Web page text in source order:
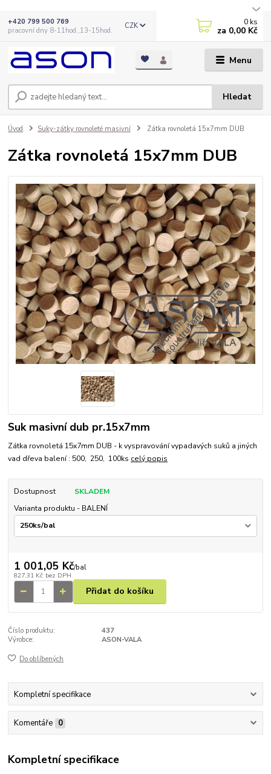
Menu
CZK
Hledat
+420 799 500 769
pracovní dny 8-11hod.,13-15hod.
0 ks
za 0,00 Kč
Úvod Suky-zátky rovnoleté masivní Zátka rovnoletá 15x7mm DUB
Zátka rovnoletá 15x7mm DUB
Suk masivní dub pr.15x7mm
Zátka rovnoletá 15x7mm DUB - k vyspravování vypadavých suků a jiných
vad dřeva balení : 500, 250, 100ks celý popis
Dostupnost
SKLADEM
Varianta produktu - BALENÍ
1 001,05 Kč/bal
827,31 Kč bez DPH
Přidat do košíku
Číslo produktu:
437
Výrobce:
ASON-VALA
Do oblíbených
Kompletní specifikace
Komentáře 0
Kompletní specifikace